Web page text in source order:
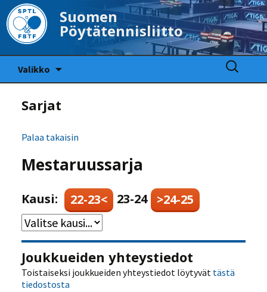
Suomen
Pöytätennisliitto
Valikko
Haku:
Sarjat
Palaa takaisin
Mestaruussarja
Kausi: 22-23< 23-24 >24-25
Joukkueiden yhteystiedot
Toistaiseksi joukkueiden yhteystiedot löytyvät tästä
tiedostosta